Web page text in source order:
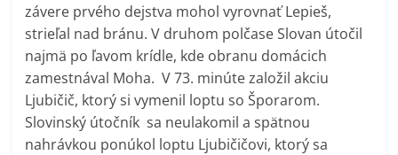
závere prvého dejstva mohol vyrovnať Lepieš,
strieľal nad bránu. V druhom polčase Slovan útočil
najmä po ľavom krídle, kde obranu domácich
zamestnával Moha. V 73. minúte založil akciu
Ljubičič, ktorý si vymenil loptu so Šporarom.
Slovinský útočník sa neulakomil a spätnou
nahrávkou ponúkol loptu Ljubičičovi, ktorý sa